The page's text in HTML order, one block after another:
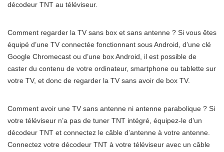
décodeur TNT au téléviseur.
Comment regarder la TV sans box et sans antenne ? Si vous êtes
équipé d’une TV connectée fonctionnant sous Android, d’une clé
Google Chromecast ou d’une box Android, il est possible de
caster du contenu de votre ordinateur, smartphone ou tablette sur
votre TV, et donc de regarder la TV sans avoir de box TV.
Comment avoir une TV sans antenne ni antenne parabolique ? Si
votre téléviseur n’a pas de tuner TNT intégré, équipez-le d’un
décodeur TNT et connectez le câble d’antenne à votre antenne.
Connectez votre décodeur TNT à votre téléviseur avec un câble